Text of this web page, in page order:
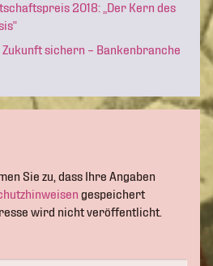
2018: „Der Kern des
sichern – Bankenbranche
Sie zu, dass Ihre Angaben
gespeichert
wird nicht veröffentlicht.